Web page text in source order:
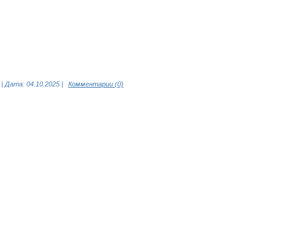
| Дата: 04.10.2025 | Комментарии (0)